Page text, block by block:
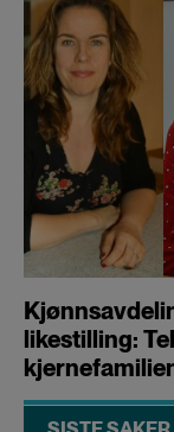
likestilling: